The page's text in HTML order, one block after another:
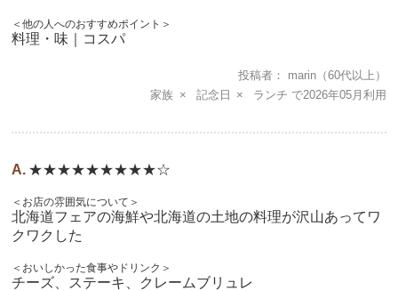
＜他の人へのおすすめポイント＞
料理・味｜コスパ
投稿者 marin （60代以上）
家族
記念日 ランチ 2026年05月
★★★★★★★★★☆
＜お店の雰囲気について＞
北海道フェアの海鮮や北海道の土地の料理が沢山あってワ
クワクした
＜おいしかった食事やドリンク＞
チーズ、ステーキ、クレームブリュレ